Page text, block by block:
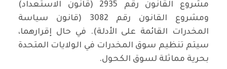
مشروع القانون رقم 2935 (قانون الاستعداد)
ومشروع القانون رقم 3082 (قانون سياسة
المخدرات القائمة على الأدلة). في حال إقرارهما،
سيتم تنظيم سوق المخدرات في الولايات المتحدة
بحرية مماثلة لسوق الكحول.